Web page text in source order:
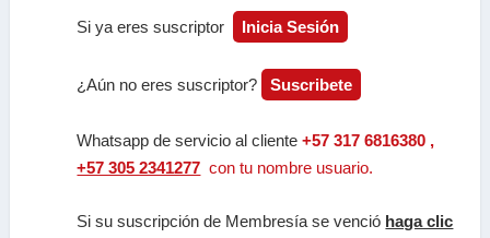
Si ya eres suscriptor Inicia Sesión
¿Aún no eres suscriptor? Suscribete
Whatsapp de servicio al cliente+57 317 6816380 ,
+57 305 2341277 con tu nombre usuario.
Si su suscripción de Membresía se venció haga clic